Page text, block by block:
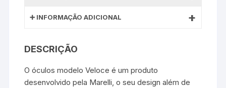
INFORMAÇÃO ADICIONAL
DESCRIÇÃO
O óculos modelo Veloce é um produto
desenvolvido pela Marelli, o seu design além de